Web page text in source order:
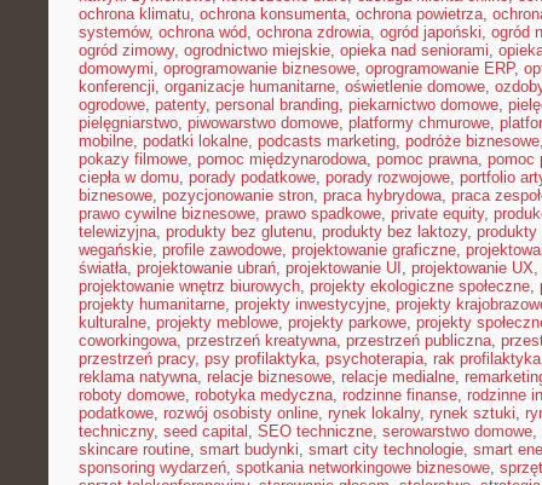
ochrona klimatu, ochrona konsumenta, ochrona powietrza,
systemów, ochrona wód, ochrona zdrowia, ogród japoński, ogród
ogród zimowy, ogrodnictwo miejskie, opieka nad seniorami,
domowymi, oprogramowanie biznesowe, oprogramowanie ERP,
konferencji, organizacje humanitarne, oświetlenie domowe,
ogrodowe, patenty, personal branding, piekarnictwo domowe,
pielęgniarstwo, piwowarstwo domowe, platformy chmurowe,
mobilne, podatki lokalne, podcasts marketing, podróże biznesowe
pokazy filmowe, pomoc międzynarodowa, pomoc prawna, pomoc
ciepła w domu, porady podatkowe, porady rozwojowe, portfolio
biznesowe, pozycjonowanie stron, praca hybrydowa, praca
prawo cywilne biznesowe, prawo spadkowe, private equity,
telewizyjna, produkty bez glutenu, produkty bez laktozy, produkty
wegańskie, profile zawodowe, projektowanie graficzne,
światła, projektowanie ubrań, projektowanie UI , projektowanie UX,
projektowanie wnętrz biurowych, projekty ekologiczne społeczne,
projekty humanitarne, projekty inwestycyjne, projekty
kulturalne, projekty meblowe, projekty parkowe, projekty
coworkingowa, przestrzeń kreatywna, przestrzeń publiczna,
przestrzeń pracy, psy profilaktyka, psychoterapia, rak profilaktyka
reklama natywna, relacje biznesowe, relacje medialne,
roboty domowe, robotyka medyczna, rodzinne finanse, rodzinne
podatkowe, rozwój osobisty online, rynek lokalny, rynek sztuki,
techniczny, seed capital , SEO techniczne, serowarstwo domowe,
skincare routine, smart budynki, smart city technologie, smart
sponsoring wydarzeń, spotkania networkingowe biznesowe,